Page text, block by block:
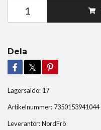
Dela
Lagersaldo: 17
Artikelnummer: 7350153941044
Leverantör:NordFrö